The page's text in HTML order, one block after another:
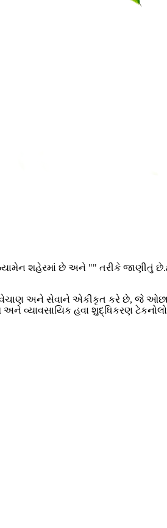
શહેરમાં છે અને "" તરીકે જાણીતું છે.
અને સેવાને એકીકૃત કરે છે, જે ઓછા
વ્યાવસાયિક હવા શુદ્ધિકરણ